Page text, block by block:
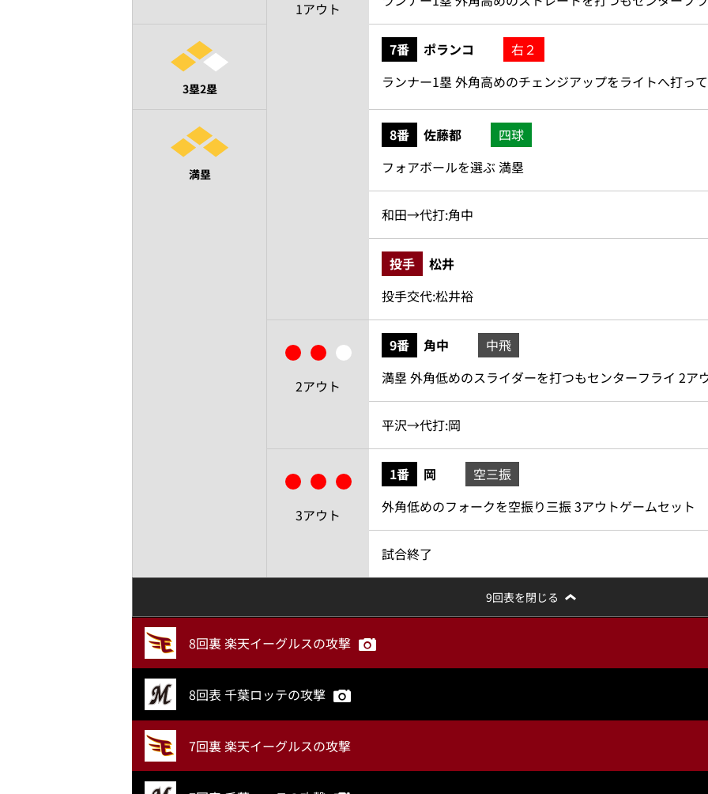
1アウト
3塁2塁
7番 ポランコ
右２
ランナー1塁 外角高めのチェンジアップをライトへ打っ
満塁
8番 佐藤都
四球
フォアボールを選ぶ 満塁
和田→代打:角中
投手
松井
投手交代:松井裕
2アウト
9番 角中
中飛
満塁 外角低めのスライダーを打つもセンターフライ 2ア
平沢→代打:岡
3アウト
1番 岡
空三振
外角低めのフォークを空振り三振 3アウトゲームセット
試合終了
9回表を閉じる
8回裏 楽天イーグルスの攻撃
8回表 千葉ロッテの攻撃
7回裏 楽天イーグルスの攻撃